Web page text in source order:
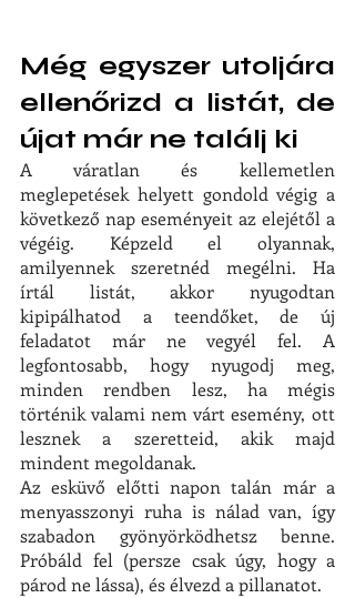
Még egyszer utoljára
ellenőrizd a listát, de
újat már ne találj ki
A váratlan és kellemetlen
meglepetések helyett gondold végig a
következő nap eseményeit az elejétől a
végéig. Képzeld el olyannak,
amilyennek szeretnéd megélni. Ha
írtál listát, akkor nyugodtan
kipipálhatod a teendőket, de új
feladatot már ne vegyél fel. A
legfontosabb, hogy nyugodj meg,
minden rendben lesz, ha mégis
történik valami nem várt esemény, ott
lesznek a szeretteid, akik majd
mindent megoldanak.
Az esküvő előtti napon talán már a
menyasszonyi ruha is nálad van, így
szabadon gyönyörködhetsz benne.
Próbáld fel (persze csak úgy, hogy a
párod ne lássa), és élvezd a pillanatot.